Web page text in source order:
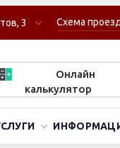
3 Схема
Онлайн
калькулятор